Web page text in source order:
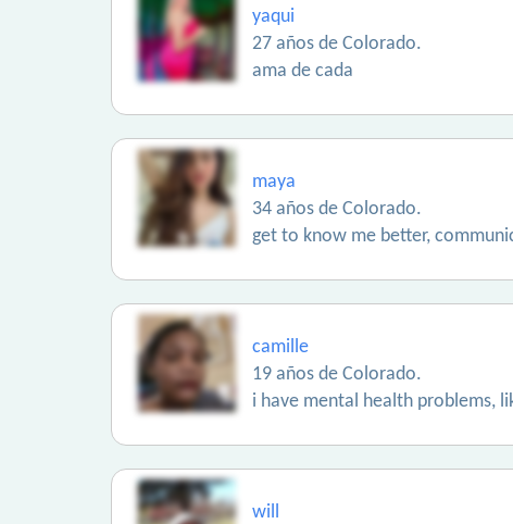
yaqui
27 años de Colorado.
ama de cada
maya
34 años de Colorado.
get to know me better,
camille
19 años de Colorado.
i have mental health problems,
will